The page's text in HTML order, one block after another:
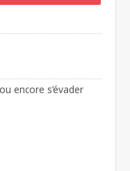
encore s’évader